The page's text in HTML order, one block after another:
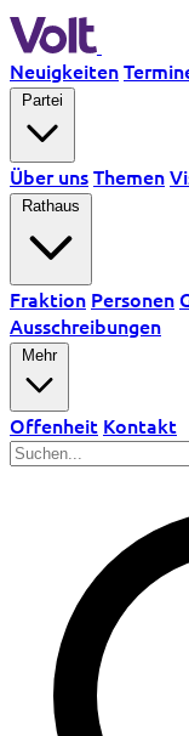
Neuigkeiten
Über unsThemen
Fraktion Personen
Ausschreibungen
Mehr
Offenheit Kontakt